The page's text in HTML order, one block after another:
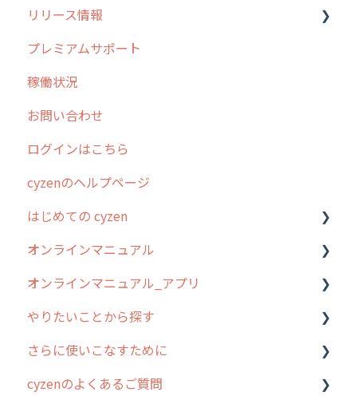
外廻り営業
清掃
不動産
過去の重要なお知らせ
障害情報
リリース情報
リリース
2026年のリリース情報
2025年のリリース情報
2024年のリリース情報
2023年のリリース情報
過去のリリース
2019年までのリリース情報
お客様の声を実現しました
プレミアムサポート
稼働状況
お問い合わせ
ログインはこちら
cyzenのヘルプページ
はじめての cyzen
0. はじめてのcyzenの使い方
1. cyzenについて知ろう
2. 主要機能の概要
3. cyzenの位置情報取得について
4. cyzen利用前の準備：システム管理者編
オンラインマニュアル
管理サイトの使い始め
ユーザー・グループ管理
行動管理
予定管理
オンラインマニュアル_アプリ
アプリの使い始め
ホーム画面
スポット
やりたいことから探す
行動管理
勤怠管理
さらに使いこなすために
はじめに
cyzenのよくあるご質問